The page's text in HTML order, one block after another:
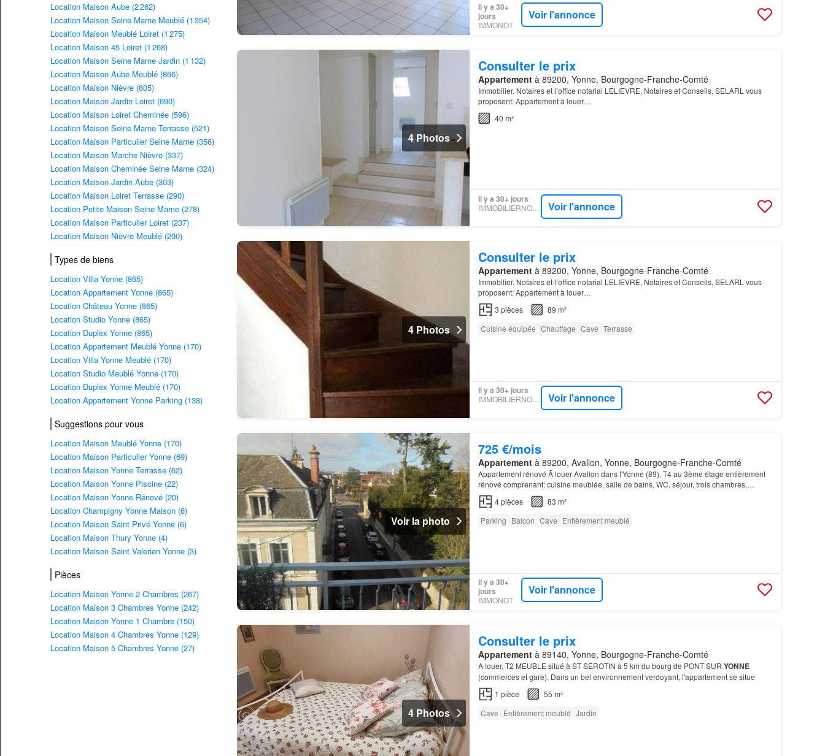
Location Maison Aube (2 262)
Location Maison Seine Marne Meublé (1 354)
Location Maison Meublé Loiret (1 275)
Location Maison 45 Loiret (1 268)
Location Maison Seine Marne Jardin (1 132)
Location Maison Aube Meublé (866)
Location Maison Nièvre (805)
Location Maison Jardin Loiret (690)
Location Maison Loiret Cheminée (596)
Location Maison Seine Marne Terrasse (521)
Location Maison Particulier Seine Marne (356)
Location Maison Marche Nièvre (337)
Location Maison Cheminée Seine Marne (324)
Location Maison Jardin Aube (303)
Location Maison Loiret Terrasse (290)
Location Petite Maison Seine Marne (278)
Location Maison Particulier Loiret (237)
Location Maison Nièvre Meublé (200)
Types de biens
Location Villa Yonne (865)
Location Appartement Yonne (865)
Location Château Yonne (865)
Location Studio Yonne (865)
Location Duplex Yonne (865)
Location Appartement Meublé Yonne (170)
Location Villa Yonne Meublé (170)
Location Studio Meublé Yonne (170)
Location Duplex Yonne Meublé (170)
Location Appartement Yonne Parking (138)
Suggestions pour vous
Location Maison Meublé Yonne (170)
Location Maison Particulier Yonne (69)
Location Maison Yonne Terrasse (62)
Location Maison Yonne Piscine (22)
Location Maison Yonne Rénové (20)
Location Champigny Yonne Maison (6)
Location Maison Saint Privé Yonne (6)
Location Maison Thury Yonne (4)
Location Maison Saint Valerien Yonne (3)
Pièces
Location Maison Yonne 2 Chambres (267)
Location Maison 3 Chambres Yonne (242)
Location Maison Yonne 1 Chambre (150)
Location Maison 4 Chambres Yonne (129)
Location Maison 5 Chambres Yonne (27)
Il y a 30+
jours
IMMONOT
Voir l'annonce
4 Photos
Consulter le prix
Appartementà 89200, Yonne, Bourgogne-Franche-Comté
Immobilier. Notaires et l’office notarial LELIEVRE, Notaires et Conseils, SELARL vous
proposent: Appartement à louer…
40 m²
Il y a 30+ jours
IMMOBILIERNOTAIRES Voir l'annonce
4 Photos
Consulter le prix
Appartementà 89200, Yonne, Bourgogne-Franche-Comté
Immobilier. Notaires et l’office notarial LELIEVRE, Notaires et Conseils, SELARL vous
proposent: Appartement à louer…
3 pièces
89 m²
Cuisine équipée Chauffage Cave Terrasse
Il y a 30+ jours
IMMOBILIERNOTAIRES Voir l'annonce
Voir la photo
725 €/mois
Appartementà 89200, Avallon, Yonne, Bourgogne-Franche-Comté
Appartement rénové Ã louer Avallon dans l'Yonne (89), T4 au 3ème étage entièrement
rénové comprenant: cuisine meublée, salle de bains, WC, séjour, trois chambres,
rangement et dégagement. Chauffage gaz
4pièces
83 m²
Parking Balcon Cave Entièrement meublé
Il y a 30+
jours
IMMONOT
Voir l'annonce
4 Photos
Consulter le prix
Appartementà 89140, Yonne, Bourgogne-Franche-Comté
A louer, T2 MEUBLE situé à ST SEROTIN à 5 km du bourg de PONT SUR YONNE
(commerces et gare), Dans un bel environnement verdoyant, l'appartement se situe
1 pièce
55 m²
Cave Entièrement meublé Jardin